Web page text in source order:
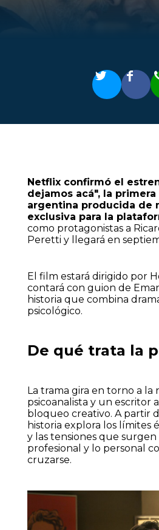
Netflix confirmó el
dejamos acá", la
argentina producida de
exclusiva para la
como protagonistas a
Peretti y llegará en
El film estará dirigido por
contará con guion de
historia que combina
psicológico.
De qué trata la
La trama gira en torno a
psicoanalista y un escritor
bloqueo creativo. A partir
historia explora los límites
y las tensiones que
profesional y lo personal
cruzarse.